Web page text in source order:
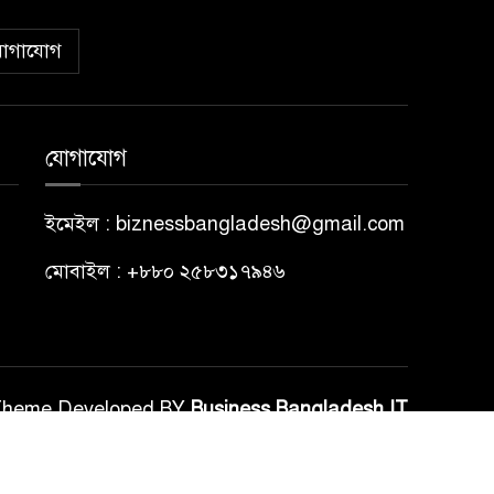
যোগাযোগ
ইমেইল : biznessbangladesh@gmail.com
মোবাইল : +৮৮০ ২৫৮৩১৭৯৪৬
Developed BYBusiness Bangladesh IT